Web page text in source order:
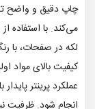
چاپ دقیق و واضح
می‌کند. با استفاده
لکه در صفحات، با
کیفیت بالای مواد
عملکرد پرینتر
انجام شود. ظرفیت